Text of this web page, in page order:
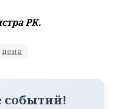
РК.
цена
событий!